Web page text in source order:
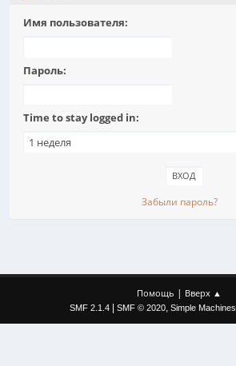
Имя пользователя:
Пароль:
Time to stay logged in:
Забыли пароль?
Помощь | Вверх ▲
SMF 2.1.4 SMF © 2020, Simple Machines